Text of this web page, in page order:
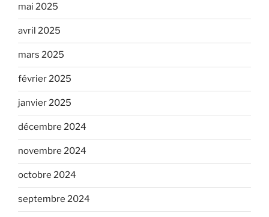
mai 2025
avril 2025
mars 2025
février 2025
janvier 2025
décembre 2024
novembre 2024
octobre 2024
septembre 2024